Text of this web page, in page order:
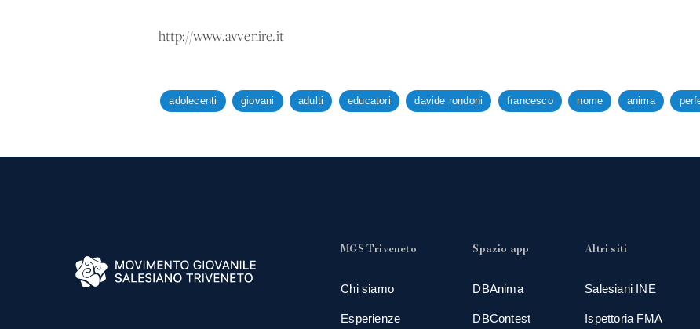
http://www.avvenire.it
adolecenti giovani adulti educatori davide rondoni francesco nome anima
MGS Triveneto
Chi siamo
Esperienze
Spazio app
DBAnima
DBContest
Altri siti
Salesiani INE
Ispettoria FMA